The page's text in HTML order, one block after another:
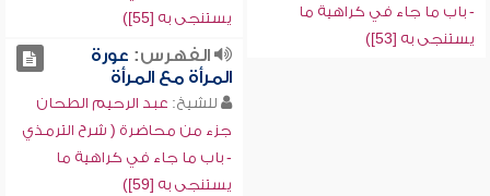
- باب ما جاء في كراهية ما
يستنجى به [53])
يستنجى به [55])
الفهرس: عورة
المرأة مع المرأة
للشيخ: عبد الرحيم الطحان
جزء من محاضرة ( شرح الترمذي
- باب ما جاء في كراهية ما
يستنجى به [59])